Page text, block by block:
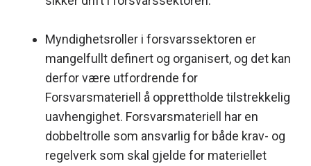
Myndighetsroller i forsvarssektoren er
mangelfullt definert og organisert, og det kan
derfor være utfordrende for
Forsvarsmateriell å opprettholde tilstrekkelig
uavhengighet. Forsvarsmateriell har en
dobbeltrolle som ansvarlig for både krav- og
regelverk som skal gjelde for materiellet